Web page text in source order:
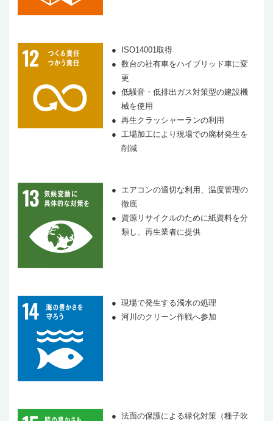
ISO14001取得
数台の社有車をハイブリッド車に変
更
低騒音・低排出ガス対策型の建設機
械を使用
再生クラッシャーランの利用
工場加工により現場での廃材発生を
削減
エアコンの適切な利用、温度管理の
徹底
資源リサイクルのために紙資料を分
類し、再生業者に提供
現場で発生する濁水の処理
河川のクリーン作戦へ参加
法面の保護による緑化対策（種子吹